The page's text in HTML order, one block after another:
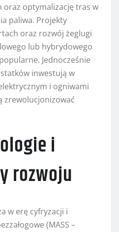
oraz optymalizację tras w
paliwa. Projekty
oraz rozwój żeglugi
lub hybrydowego
Jednocześnie
inwestują w
i ogniwami
zrewolucjonizować
i
rozwoju
w erę cyfryzacji i
(MASS –